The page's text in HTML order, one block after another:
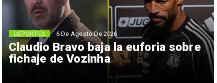
Claudio Bravo baja la euforia sobre
fichaje de Vozinha
DEPORTES 6 De Agosto De 2026